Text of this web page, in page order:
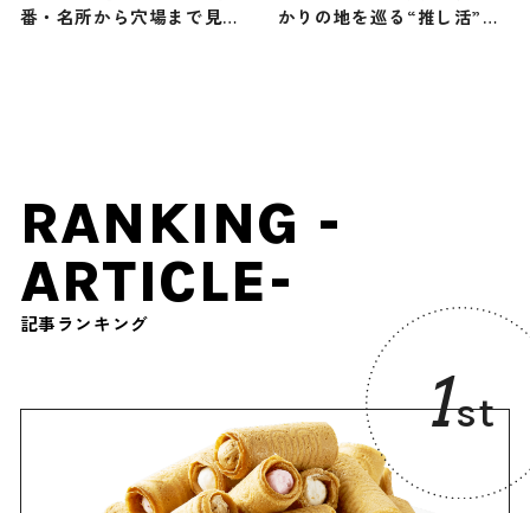
番・名所から穴場まで見ど
かりの地を巡る“推し活”旅
RANKING -
ARTICLE-
記事ランキング
1st